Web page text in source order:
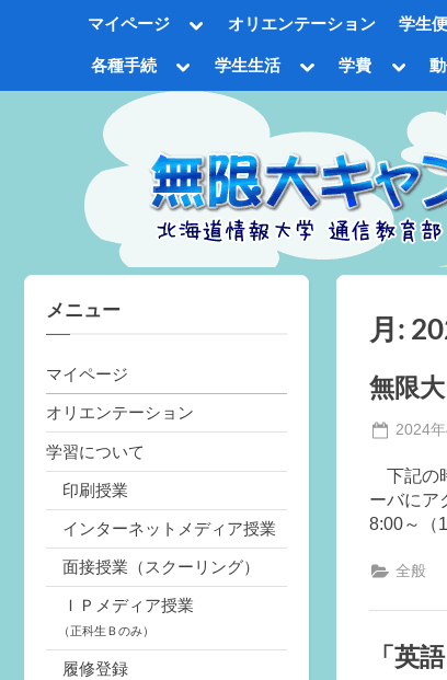
マイページ
Toggle
menu
オリエンテーション 学生
各種手続
Toggle
menu
学生生活
Toggle
学費
月:
無限
Posted
2024
下記の
ーバにア
8:00～（
全般
「英
メニュー
マイページ
オリエンテーション
学習について
印刷授業
インターネットメディア授業
面接授業（スクーリング）
ＩＰメディア授業
（正科生Ｂのみ）
履修登録